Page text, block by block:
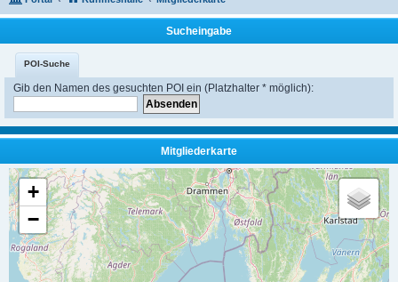
Sucheingabe
POI-Suche
Gib den Namen des gesuchten POI ein (Platzhalter * möglich):
Mitgliederkarte
+
−